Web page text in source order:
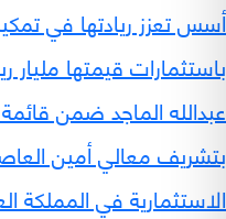
أسس تعزز ريادتها في
باستثمارات قيمتها
عبدالله الماجد ضمن قائمة
الاستثمارية في المملكة